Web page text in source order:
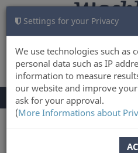
Settings for your Privacy
We use technologies such as
personal data such as IP
information to measure
our website and improve
ask for your approval.
(More Informations about
LOG IN
TOGGLE
NAVIGATION
Menu